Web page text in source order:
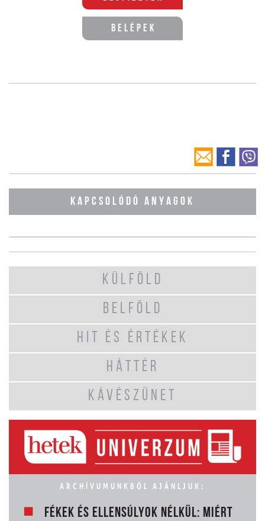
Belépek
KAPCSOLÓDÓ ANYAGOK
KÜLFÖLD
BELFÖLD
HIT ÉS ÉRTÉKEK
HÁTTÉR
KÁVÉSZÜNET
ARCHÍVUMUNKBÓL AJÁNLJUK:
FÉKEK ÉS ELLENSÚLYOK NÉLKÜL: MIÉRT